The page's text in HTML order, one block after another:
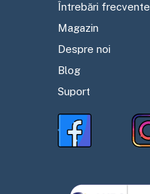
Întrebări frecvente
Magazin
Despre noi
Blog
Suport